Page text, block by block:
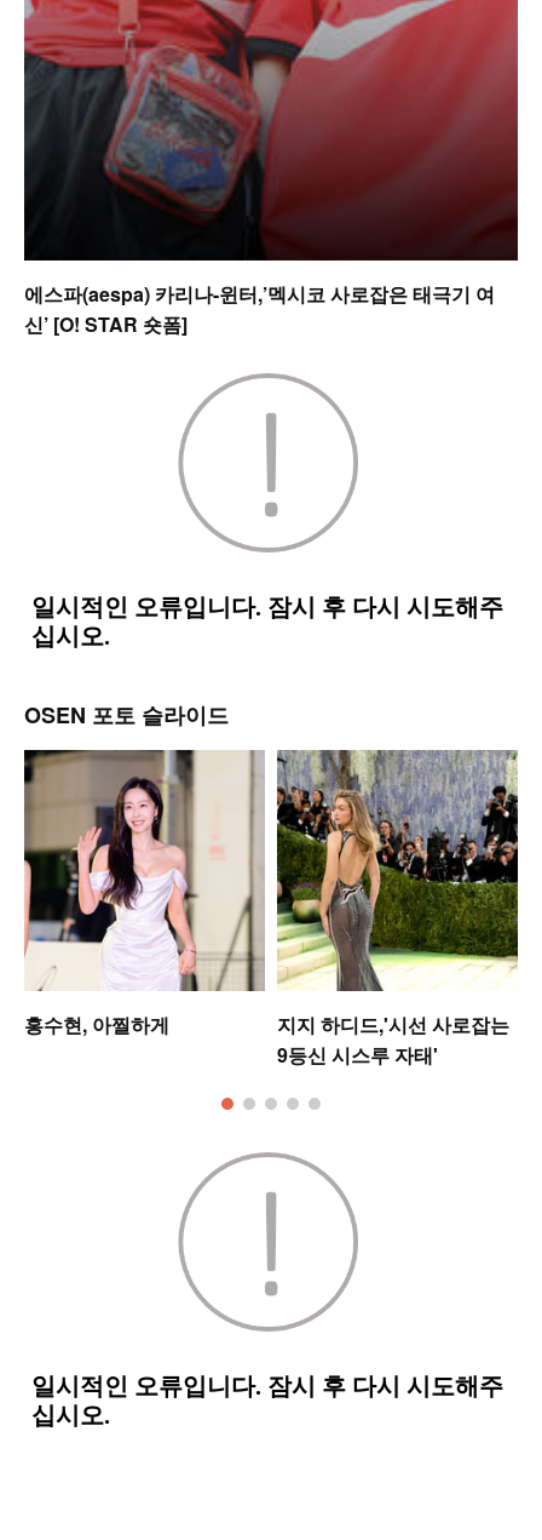
에스파(aespa) 카리나-윈터,’멕시코 사로잡은 태극기 여
신’ [O! STAR 숏폼]
OSEN 포토 슬라이드
홍수현, 아찔하게
지지 하디드,'시선 사로잡는
9등신 시스루 자태'